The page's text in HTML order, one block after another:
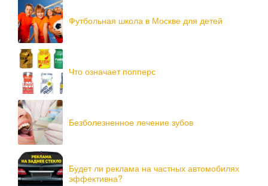
Футбольная школа в Москве для детей
Что означает попперс
Безболезненное лечение зубов
Будет ли реклама на частных автомобилях
эффективна?